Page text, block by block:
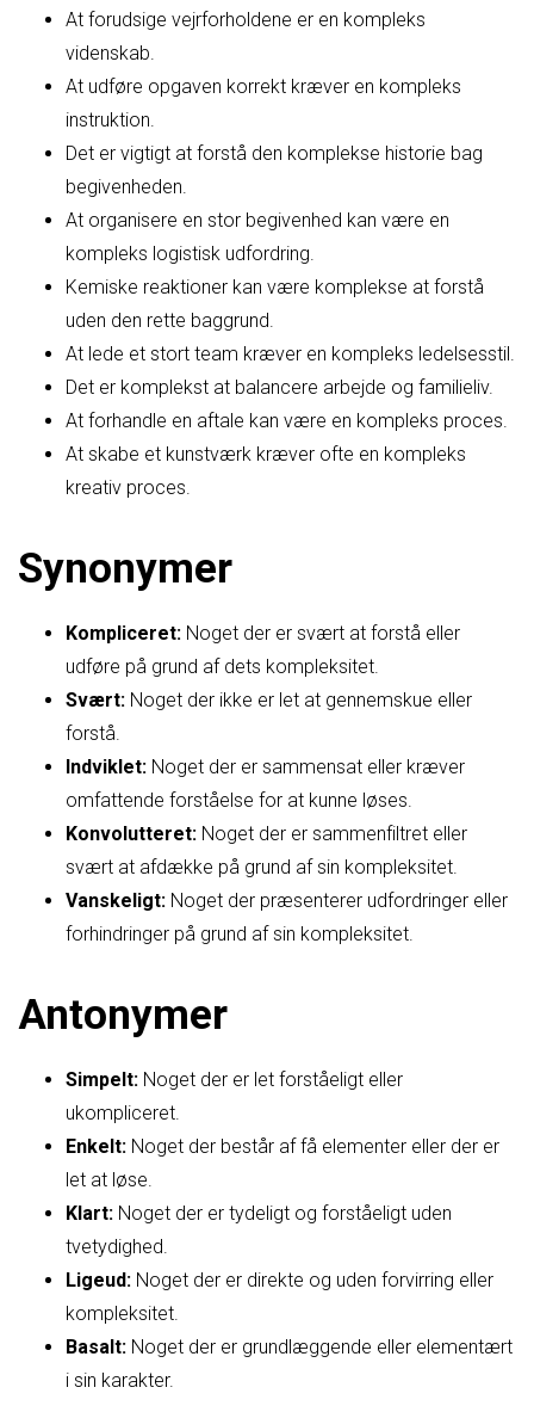
At forudsige vejrforholdene er en kompleks
videnskab.
At udføre opgaven korrekt kræver en kompleks
instruktion.
Det er vigtigt at forstå den komplekse historie bag
begivenheden.
At organisere en stor begivenhed kan være en
kompleks logistisk udfordring.
Kemiske reaktioner kan være komplekse at forstå
uden den rette baggrund.
At lede et stort team kræver en kompleks ledelsesstil.
Det er komplekst at balancere arbejde og familieliv.
At forhandle en aftale kan være en kompleks proces.
At skabe et kunstværk kræver ofte en kompleks
kreativ proces.
Synonymer
Kompliceret: Noget der er svært at forstå eller
udføre på grund af dets kompleksitet.
Svært: Noget der ikke er let at gennemskue eller
forstå.
Indviklet: Noget der er sammensat eller kræver
omfattende forståelse for at kunne løses.
Konvolutteret: Noget der er sammenfiltret eller
svært at afdække på grund af sin kompleksitet.
Vanskeligt: Noget der præsenterer udfordringer eller
forhindringer på grund af sin kompleksitet.
Antonymer
Simpelt: Noget der er let forståeligt eller
ukompliceret.
Enkelt: Noget der består af få elementer eller der er
let at løse.
Klart: Noget der er tydeligt og forståeligt uden
tvetydighed.
Ligeud: Noget der er direkte og uden forvirring eller
kompleksitet.
Basalt: Noget der er grundlæggende eller elementært
i sin karakter.